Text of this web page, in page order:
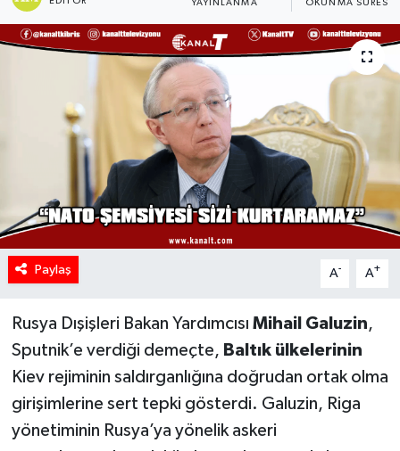
YAYINLANMA OKUNMA SÜRESI
Paylaş A- A+
Rusya Dışişleri Bakan Yardımcısı Mihail Galuzin,
Sputnik’e verdiği demeçte, Baltık ülkelerinin
Kiev rejiminin saldırganlığına doğrudan ortak olma
girişimlerine sert tepki gösterdi. Galuzin, Riga
yönetiminin Rusya’ya yönelik askeri